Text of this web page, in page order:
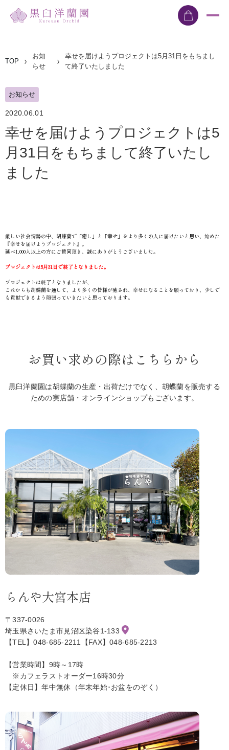
TOP
お知
らせ
幸せを届けようプロジェクトは5月31日をもちまし
て終了いたしました
お知らせ
2020.06.01
幸せを届けようプロジェクトは5
月31日をもちまして終了いたし
ました
厳しい社会情勢の中、胡蝶蘭で「癒し」と「幸せ」をより多くの人に届けたいと思い、始めた
『幸せを届けようプロジェクト』。
延べ1,000人以上の方にご賛同頂き、誠にありがとうございました。
プロジェクトは5月31日で終了となりました。
プロジェクトは終了となりましたが、
これからも胡蝶蘭を通して、より多くの皆様が癒され、幸せになることを願っており、少しで
も貢献できるよう頑張っていきたいと思っております。
お買い求めの際はこちらから
黒臼洋蘭園は胡蝶蘭の生産・出荷だけでなく、胡蝶蘭を販売する
ための実店舗・オンラインショップもございます。
らんや大宮本店
〒337-0026
埼玉県さいたま市見沼区染谷1-133
【TEL】048-685-2211【FAX】048-685-2213
【営業時間】9時～17時
※カフェラストオーダー16時30分
【定休日】年中無休（年末年始･お盆をのぞく）